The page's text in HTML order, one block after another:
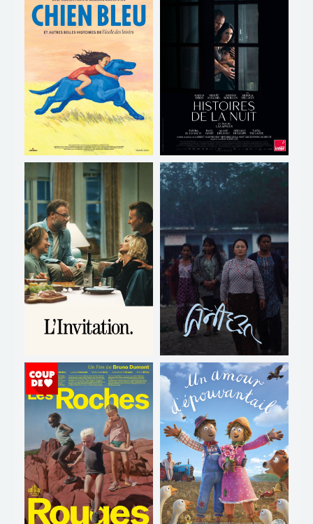
Horaires et Infos
Réservation
TOUT PUBLIC VO
Horaires et Infos
Bande-annonce
Réservation
TOUT PUBLIC
CHIEN BLEU ET AUTRES
BELLES HISTOIRES DE
Horaires et Infos
Bande-annonce
Réservation
TOUT PUBLIC VF
HISTOIRES DE LA NUIT
Horaires et Infos
Réservation
TOUT PUBLIC VF
VD
L'INVITATION
Horaires et Infos
Bande-annonce
Réservation
TOUT PUBLIC VO
LES ÉLÉPHANTS DANS LA
BRUME
Horaires et Infos
Bande-annonce
Réservation
TOUT PUBLIC VO